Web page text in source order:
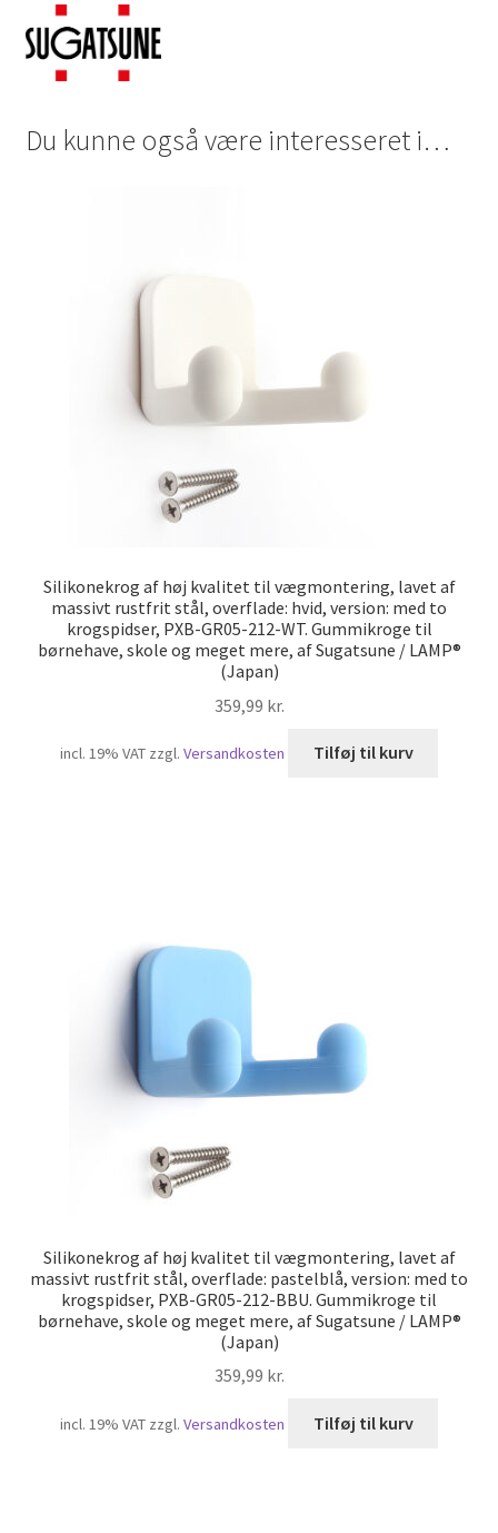
Du kunne også være interesseret i…
Silikonekrog af høj kvalitet til vægmontering, lavet af
massivt rustfrit stål, overflade: hvid, version: med to
krogspidser, PXB-GR05-212-WT. Gummikroge til
børnehave, skole og meget mere, af Sugatsune / LAMP®
(Japan)
359,99 kr.
incl. 19% VAT zzgl. Versandkosten Tilføj til kurv
Silikonekrog af høj kvalitet til vægmontering, lavet af
massivt rustfrit stål, overflade: pastelblå, version: med to
krogspidser, PXB-GR05-212-BBU. Gummikroge til
børnehave, skole og meget mere, af Sugatsune / LAMP®
(Japan)
359,99 kr.
incl. 19% VAT zzgl. Versandkosten Tilføj til kurv